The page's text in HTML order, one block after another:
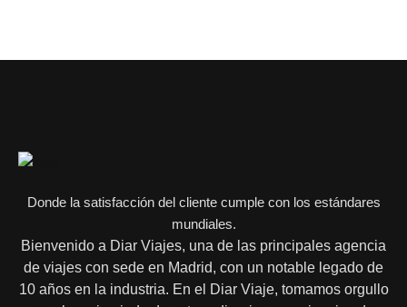
Donde la satisfacción del cliente cumple con los estándares
mundiales.
Bienvenido a Diar Viajes, una de las principales agencia
de viajes con sede en Madrid, con un notable legado de
10 años en la industria. En el Diar Viaje, tomamos orgullo